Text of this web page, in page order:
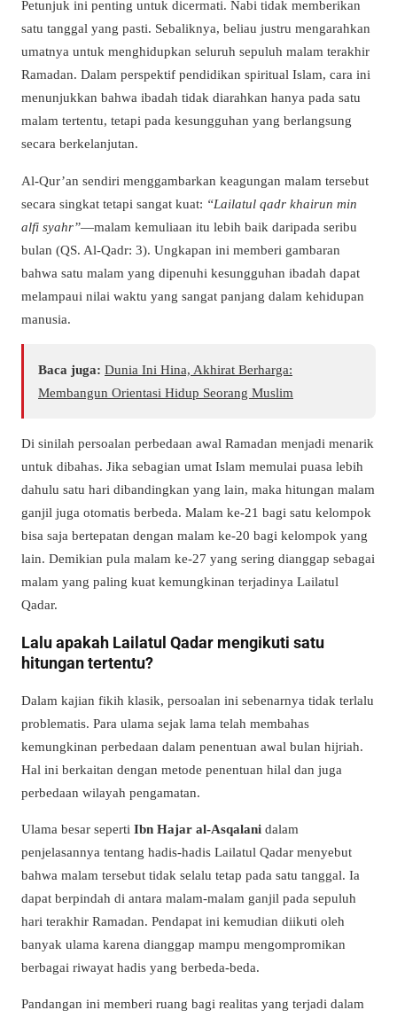
Petunjuk ini penting untuk dicermati. Nabi tidak memberikan
satu tanggal yang pasti. Sebaliknya, beliau justru mengarahkan
umatnya untuk menghidupkan seluruh sepuluh malam terakhir
Ramadan. Dalam perspektif pendidikan spiritual Islam, cara ini
menunjukkan bahwa ibadah tidak diarahkan hanya pada satu
malam tertentu, tetapi pada kesungguhan yang berlangsung
secara berkelanjutan.
Al-Qur’an sendiri menggambarkan keagungan malam tersebut
secara singkat tetapi sangat kuat: “Lailatul qadr khairun min
alfi syahr”—malam kemuliaan itu lebih baik daripada seribu
bulan (QS. Al-Qadr: 3). Ungkapan ini memberi gambaran
bahwa satu malam yang dipenuhi kesungguhan ibadah dapat
melampaui nilai waktu yang sangat panjang dalam kehidupan
manusia.
Baca juga: Dunia Ini Hina, Akhirat Berharga:
Membangun Orientasi Hidup Seorang Muslim
Di sinilah persoalan perbedaan awal Ramadan menjadi menarik
untuk dibahas. Jika sebagian umat Islam memulai puasa lebih
dahulu satu hari dibandingkan yang lain, maka hitungan malam
ganjil juga otomatis berbeda. Malam ke-21 bagi satu kelompok
bisa saja bertepatan dengan malam ke-20 bagi kelompok yang
lain. Demikian pula malam ke-27 yang sering dianggap sebagai
malam yang paling kuat kemungkinan terjadinya Lailatul
Qadar.
Lalu apakah Lailatul Qadar mengikuti satu
hitungan tertentu?
Dalam kajian fikih klasik, persoalan ini sebenarnya tidak terlalu
problematis. Para ulama sejak lama telah membahas
kemungkinan perbedaan dalam penentuan awal bulan hijriah.
Hal ini berkaitan dengan metode penentuan hilal dan juga
perbedaan wilayah pengamatan.
Ulama besar seperti Ibn Hajar al-Asqalani dalam
penjelasannya tentang hadis-hadis Lailatul Qadar menyebut
bahwa malam tersebut tidak selalu tetap pada satu tanggal. Ia
dapat berpindah di antara malam-malam ganjil pada sepuluh
hari terakhir Ramadan. Pendapat ini kemudian diikuti oleh
banyak ulama karena dianggap mampu mengompromikan
berbagai riwayat hadis yang berbeda-beda.
Pandangan ini memberi ruang bagi realitas yang terjadi dalam